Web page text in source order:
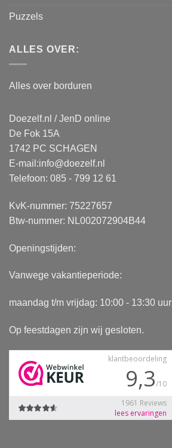
Puzzels
ALLES OVER:
Alles over borduren
Doezelf.nl / JenD online
De Fok 15A
1742 PC SCHAGEN
E-mail:info@doezelf.nl
Telefoon: 085 - 799 12 61
KvK-nummer: 75227657
Btw-nummer: NL002072904B44
Openingstijden:
Vanwege vakantieperiode:
maandag t/m vrijdag: 10:00 - 13:30 uur
Op feestdagen zijn wij gesloten.